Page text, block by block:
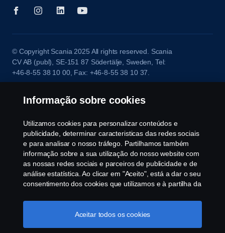
© Copyright Scania 2025 All rights reserved. Scania
CV AB (publ), SE-151 87 Södertälje, Sweden, Tel:
+46-8-55 38 10 00, Fax: +46-8-55 38 10 37.
Informação sobre cookies
Utilizamos cookies para personalizar conteúdos e
publicidade, determinar caracteristicas das redes sociais
e para analisar o nosso tráfego. Partilhamos também
informação sobre a sua utilização do nosso website com
as nossas redes sociais e parceiros de publicidade e de
análise estatística. Ao clicar em "Aceito", está a dar o seu
consentimento dos cookies que utilizamos e à partilha da
utilizamos os cookies, visite a nossa secção de cookies,
ou clique no link em rodapé, ou como gerimos os seus
Aceitar todos os cookies